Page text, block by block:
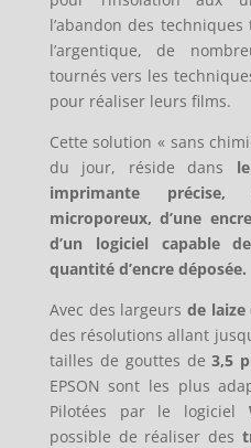
l’abandon des
l’argentique, de
tournés vers les
pour réaliser leurs films.
Cette solution « sans
du jour, réside dans
imprimante
microporeux, d’une
d’un logiciel capable
quantité d’encre déposée.
Avec des largeursde laize
des résolutions allant
tailles de gouttes de3,5
EPSON sont les plus
Pilotées par le logiciel
possible de réaliser des